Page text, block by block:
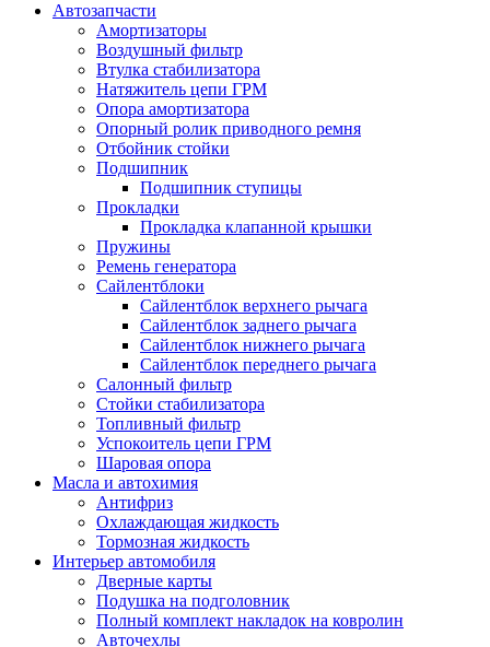
Автозапчасти
Амортизаторы
Воздушный фильтр
Втулка стабилизатора
Натяжитель цепи ГРМ
Опора амортизатора
Опорный ролик приводного ремня
Отбойник стойки
Подшипник
Подшипник ступицы
Прокладки
Прокладка клапанной крышки
Пружины
Ремень генератора
Сайлентблоки
Сайлентблок верхнего рычага
Сайлентблок заднего рычага
Сайлентблок нижнего рычага
Сайлентблок переднего рычага
Салонный фильтр
Стойки стабилизатора
Топливный фильтр
Успокоитель цепи ГРМ
Шаровая опора
Масла и автохимия
Антифриз
Охлаждающая жидкость
Тормозная жидкость
Интерьер автомобиля
Дверные карты
Подушка на подголовник
Полный комплект накладок на ковролин
Авточехлы